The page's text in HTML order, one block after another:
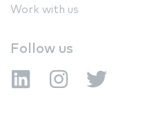
Work with us
Follow us